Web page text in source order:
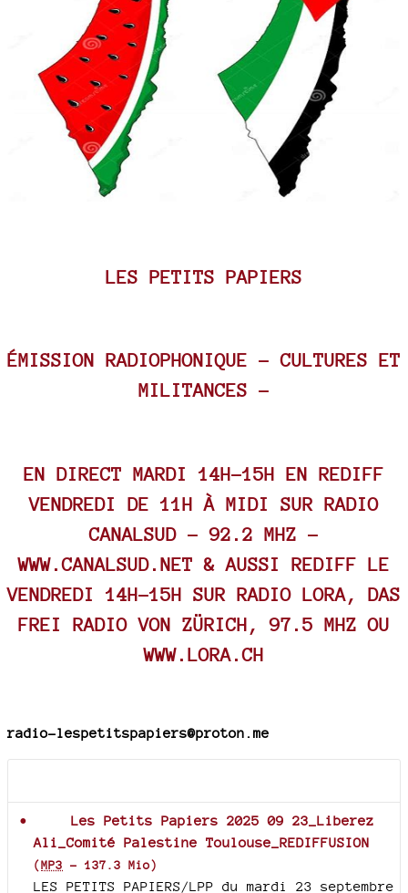
LES PETITS PAPIERS
ÉMISSION RADIOPHONIQUE - CULTURES ET
MILITANCES -
EN DIRECT MARDI 14H-15H EN REDIFF
VENDREDI DE 11H À MIDI SUR RADIO
CANALSUD - 92.2 MHZ -
WWW.CANALSUD.NET & AUSSI REDIFF LE
VENDREDI 14H-15H SUR RADIO LORA, DAS
FREI RADIO VON ZÜRICH, 97.5 MHZ OU
WWW.LORA.CH
radio-lespetitspapiers@proton.me
Les Petits Papiers 2025 09 23_Liberez
Ali_Comité Palestine Toulouse_REDIFFUSION
(MP3 - 137.3 Mio)
LES PETITS PAPIERS/LPP du mardi 23 septembre